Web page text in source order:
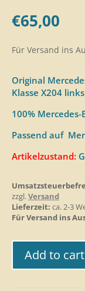
€65,00
Für Versand ins
Original
Klasse X204 links
100%
Passend auf
Artikelzustand:
zzgl.Versand
Lieferzeit: ca. 2-3
Für Versand ins
Add to cart